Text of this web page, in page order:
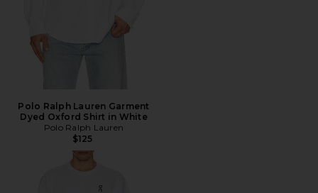
Polo Ralph Lauren Garment
Dyed Oxford Shirt in White
Polo Ralph Lauren
$125